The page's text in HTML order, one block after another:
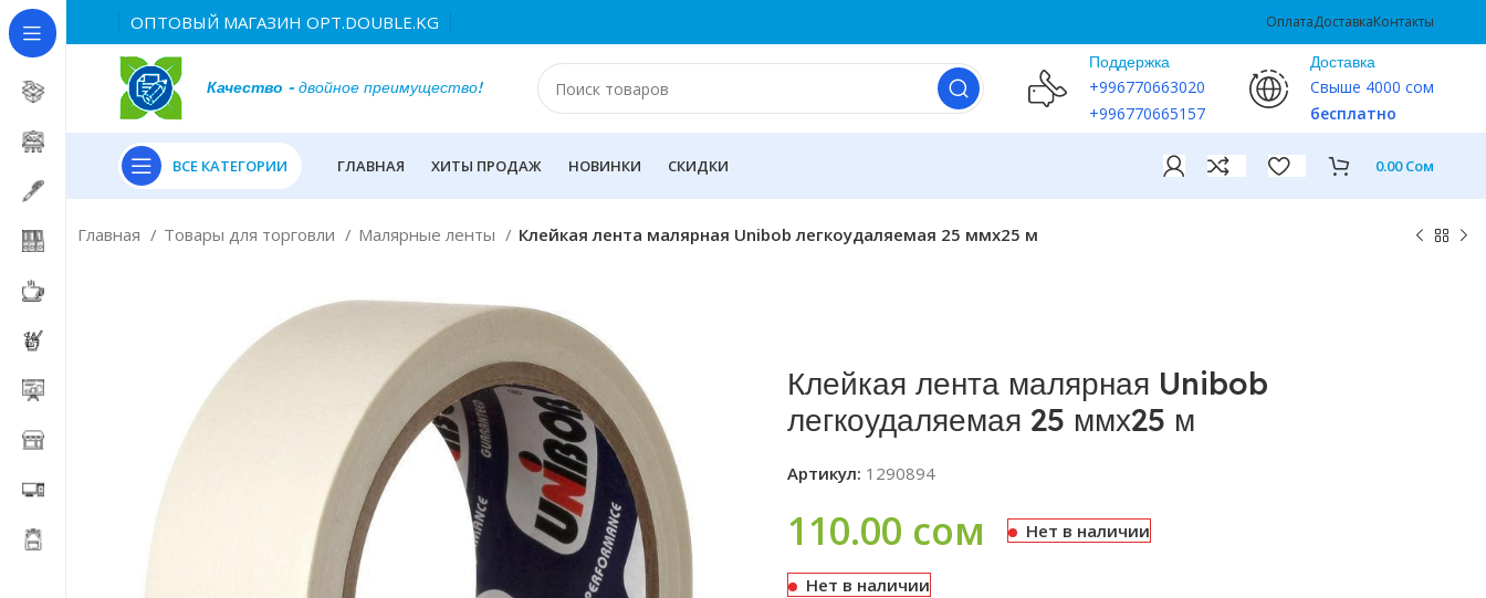
ОПТОВЫЙ МАГАЗИН OPT.DOUBLE.KG ОплатаДоставкаКонтакты
Качество - двойное преимущество!
Поддержка
+996770663020
+996770665157
Доставка
Свыше 4000 сом
бесплатно
ВСЕ КАТЕГОРИИ ГЛАВНАЯ ХИТЫ ПРОДАЖ НОВИНКИ СКИДКИ 0.00Сом
Главная Товары для торговли Малярные ленты Клейкая лента малярная Unibob легкоудаляемая 25 ммх25 м
Клейкая лента малярная Unibob
легкоудаляемая 25 ммх25 м
Артикул: 1290894
110.00 сом Нет в наличии
Нет в наличии